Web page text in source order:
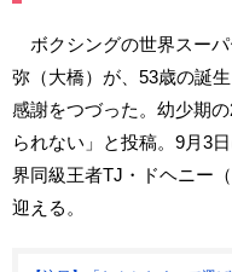
ボクシングの世界スーパ
弥（大橋）が、53歳の誕
感謝をつづった。幼少期
られない」と投稿。9月3
界同級王者TJ・ドヘニー
迎える。